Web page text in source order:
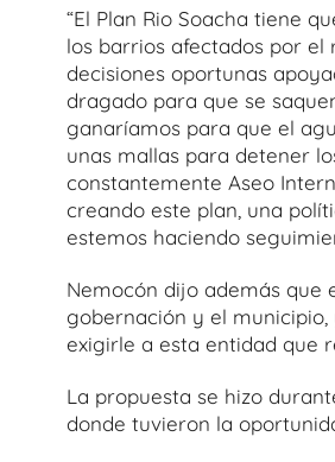
“El Plan Rio Soacha tiene
los barrios afectados por el
decisiones oportunas
dragado para que se
ganaríamos para que el
unas mallas para detener
constantemente Aseo
creando este plan, una
estemos haciendo
Nemocón dijo además que
gobernación y el
exigirle a esta entidad que
La propuesta se hizo
donde tuvieron la